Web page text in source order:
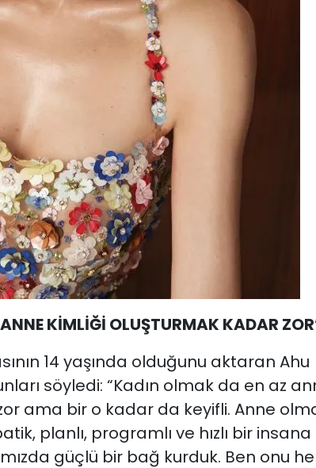
KİMLİĞİ OLUŞTURMAK KADAR
14 yaşında olduğunu aktaran Ahu
söyledi: “Kadın olmak da en az
ama bir o kadar da keyifli. Anne
planlı, programlı ve hızlı bir insana
güçlü bir bağ kurduk. Ben onu